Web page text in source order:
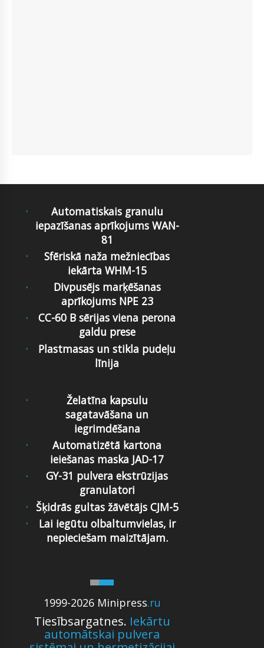
Automatiskais granulu
iepazīšanas aprīkojums WAN-
81
Sfēriskā naža mežniecības
iekārta WHM-15
Divpusējs marķēšanas
aprīkojums NPE 23
CC-60 B sērijas viena perona
galdu prese
Plastmasas un stikla pudeļu
līnija
1999-2026 Minipress.ru
Tiesībsargatnes. Iekārtu
automātskai pulvera
Želatīna kapsulu
sagatavāšana un
iegrimdēšana
Automatizētā kartona
ieiešanas maska JAD-17
GY-31 pulvera ekstrūzijas
granulatori
Šķidrās gultas žāvētājs CJM-5
Lai iegūtu olbaltumvielas, ir
nepieciešam maizītājam.